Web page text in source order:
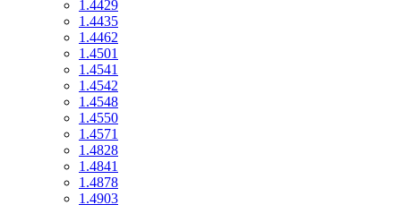
1.4429
1.4435
1.4462
1.4501
1.4541
1.4542
1.4548
1.4550
1.4571
1.4828
1.4841
1.4878
1.4903